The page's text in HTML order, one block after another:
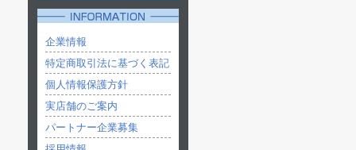
企業情報
特定商取引法に基づく表記
個人情報保護方針
実店舗のご案内
パートナー企業募集